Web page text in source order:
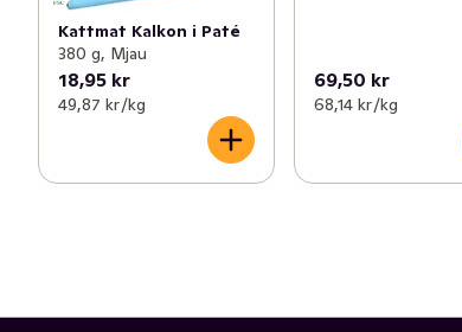
Kattmat Kalkon i Paté
380 g, Mjau
18,95 kr
49,87 kr /kg
69,50 kr
68,14 kr /kg